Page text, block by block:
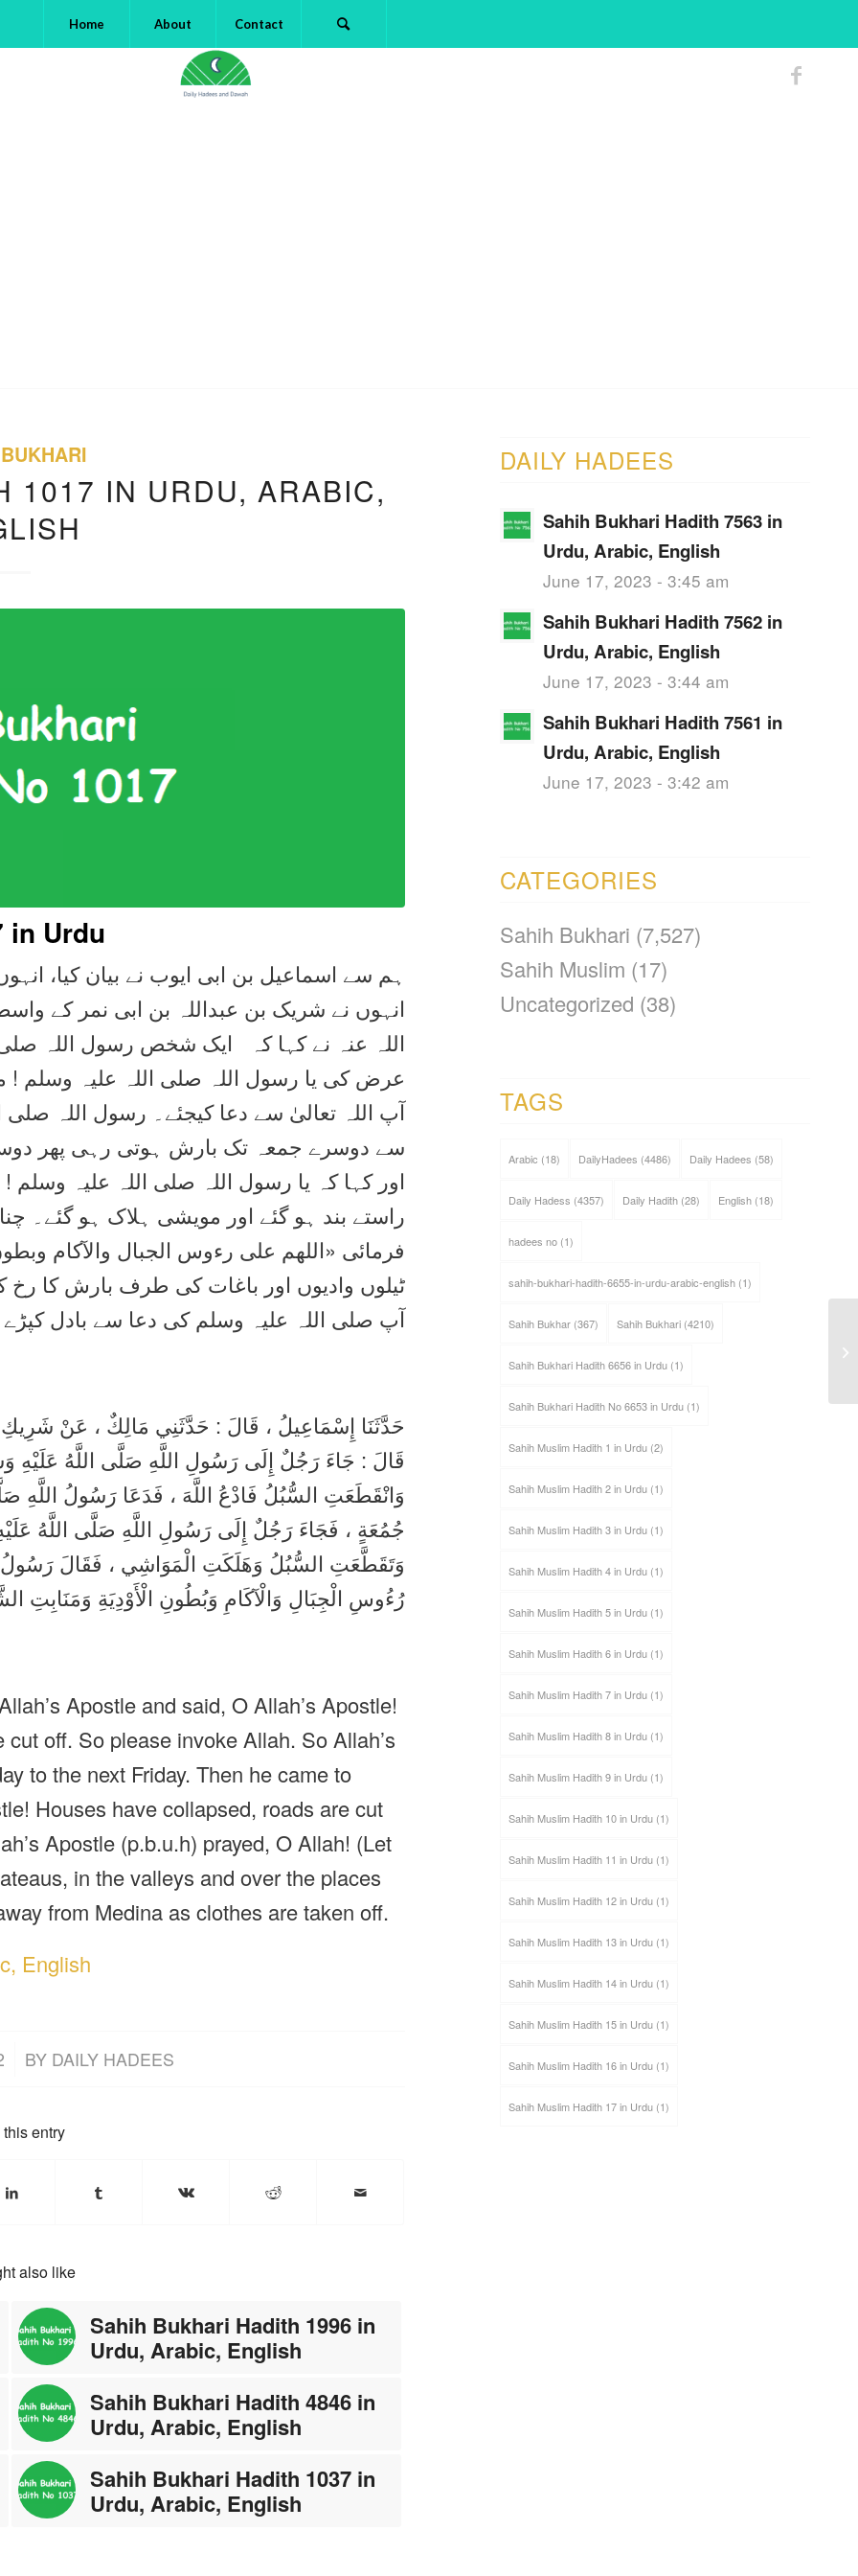
Home About Contact
1017 IN URDU, ARABIC,
in Urdu
ہم سے اسماعیل بن ابی ایوب نے بیان کیا،
انہوں نے شریک بن عبداللہ بن ابی نمر کے
اللہ عنہ نے کہا کہ ایک شخص رسول اللہ
عرض کی یا رسول اللہ صلی اللہ علیہ وسلم !
آپ اللہ تعالیٰ سے دعا کیجئے۔ رسول اللہ صلی
سے دوسرے جمعہ تک بارش ہوتی رہی پھر
اور کہا کہ یا رسول اللہ صلی اللہ علیہ
راستے بند ہو گئے اور مویشی ہلاک ہو گئے۔
فرمائی «اللهم على رءوس الجبال والآكام
ٹیلوں وادیوں اور باغات کی طرف بارش کا
آپ صلی اللہ علیہ وسلم کی دعا سے بادل
حَدَّثَنَا إِسْمَاعِيلُ ، قَالَ : حَدَّثَنِي مَالِكٌ ، عَنْ
قَالَ : جَاءَ رَجُلٌ إِلَى رَسُولِ اللَّهِ صَلَّى اللَّهُ عَلَيْهِ
وَانْقَطَعَتِ السُّبُلُ فَادْعُ اللَّهَ ، فَدَعَا رَسُولُ
جُمُعَةٍ ، فَجَاءَ رَجُلٌ إِلَى رَسُولِ اللَّهِ صَلَّى اللَّهُ
وَتَقَطَّعَتِ السُّبُلُ وَهَلَكَتِ الْمَوَاشِي ، فَقَالَ رَسُولُ
رُءُوسِ الْجِبَالِ وَالْآكَامِ وَبُطُونِ الْأَوْدِيَةِ وَمَنَابِتِ
Apostle and said, O Allah’s Apostle!
off. So please invoke Allah. So Allah’s
to the next Friday. Then he came to
Houses have collapsed, roads are cut
Apostle (p.b.u.h) prayed, O Allah! (Let
in the valleys and over the places
from Medina as clothes are taken off.
English
BY DAILY HADEES
entry
also like
Sahih Bukhari Hadith 1996 in
Urdu, Arabic, English
Sahih Bukhari Hadith 4846 in
Urdu, Arabic, English
Sahih Bukhari Hadith 1037 in
Urdu, Arabic, English
DAILY HADEES
Sahih Bukhari Hadith 7563 in
Urdu, Arabic, English
June 17, 2023 - 3:45 am
Sahih Bukhari Hadith 7562 in
Urdu, Arabic, English
June 17, 2023 - 3:44 am
Sahih Bukhari Hadith 7561 in
Urdu, Arabic, English
June 17, 2023 - 3:42 am
CATEGORIES
Sahih Bukhari (7,527)
Sahih Muslim (17)
Uncategorized (38)
TAGS
Arabic (18) DailyHadees (4486) Daily Hadees (58)
Daily Hadess (4357) Daily Hadith(28) English(18)
hadees no(1)
sahih-bukhari-hadith-6655-in-urdu-arabic-english(1)
Sahih Bukhar(367) Sahih Bukhari(4210)
Sahih Bukhari Hadith 6656 in Urdu(1)
Sahih Bukhari Hadith No 6653 in Urdu(1)
Sahih Muslim Hadith 1 in Urdu(2)
Sahih Muslim Hadith 2 in Urdu(1)
Sahih Muslim Hadith 3 in Urdu(1)
Sahih Muslim Hadith 4 in Urdu(1)
Sahih Muslim Hadith 5 in Urdu(1)
Sahih Muslim Hadith 6 in Urdu(1)
Sahih Muslim Hadith 7 in Urdu(1)
Sahih Muslim Hadith 8 in Urdu(1)
Sahih Muslim Hadith 9 in Urdu(1)
Sahih Muslim Hadith 10 in Urdu(1)
Sahih Muslim Hadith 11 in Urdu(1)
Sahih Muslim Hadith 12 in Urdu(1)
Sahih Muslim Hadith 13 in Urdu(1)
Sahih Muslim Hadith 14 in Urdu(1)
Sahih Muslim Hadith 15 in Urdu(1)
Sahih Muslim Hadith 16 in Urdu(1)
Sahih Muslim Hadith 17 in Urdu(1)